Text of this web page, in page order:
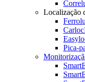
Localização
Carloc
Pica-